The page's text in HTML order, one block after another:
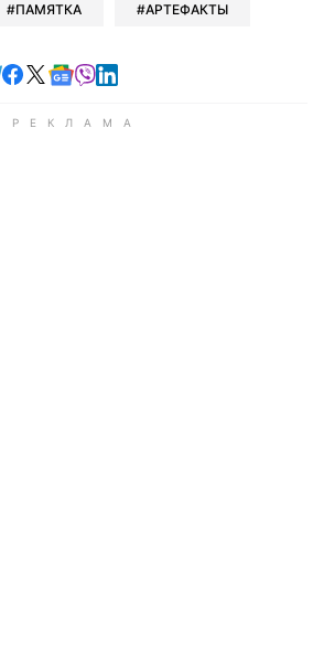
ПАМЯТКА АРТЕФАКТЫ
Читайте в Telegram
Читайте в Facebook
Читайте в X
Читайте в Google news
Читайте в Viber
Читайте в LinkedIn